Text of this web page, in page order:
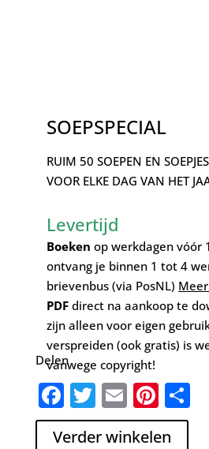
SOEPSPECIAL
RUIM 50 SOEPEN EN SOEPJES
VOOR ELKE DAG VAN HET
Levertijd
Boeken op werkdagen vóór
ontvang je binnen 1 tot 4
brievenbus (via PosNL)
PDF direct na aankoop te
zijn alleen voor eigen
verspreiden (ook gratis) is
vanwege copyright!
Delen
Facebook
Twitter
Email
Verder winkelen